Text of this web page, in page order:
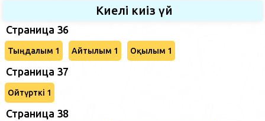
Киелі киіз үй
Страница 36
Тыңдалым 1 Айтылым 1 Оқылым 1
Страница 37
Ойтүрткі 1
Страница 38